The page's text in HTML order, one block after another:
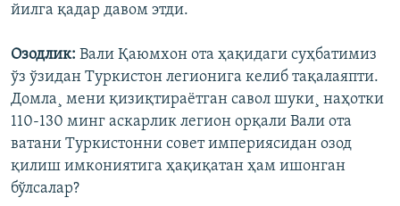
йилга қадар давом этди.
Озодлик: Вали Қаюмхон ота ҳақидаги суҳбатимиз
ўз ўзидан Туркистон легионига келиб тақалаяпти.
Домла¸ мени қизиқтираëтган савол шуки¸ наҳотки
110-130 минг аскарлик легион орқали Вали ота
ватани Туркистонни совет империясидан озод
қилиш имкониятига ҳақиқатан ҳам ишонган
бўлсалар?